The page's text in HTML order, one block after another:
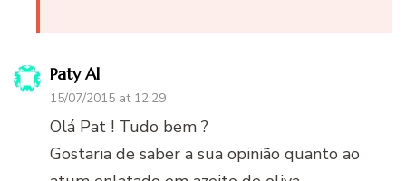
Paty Al
15/07/2015 at 12:29
Olá Pat ! Tudo bem ?
Gostaria de saber a sua opinião quanto ao